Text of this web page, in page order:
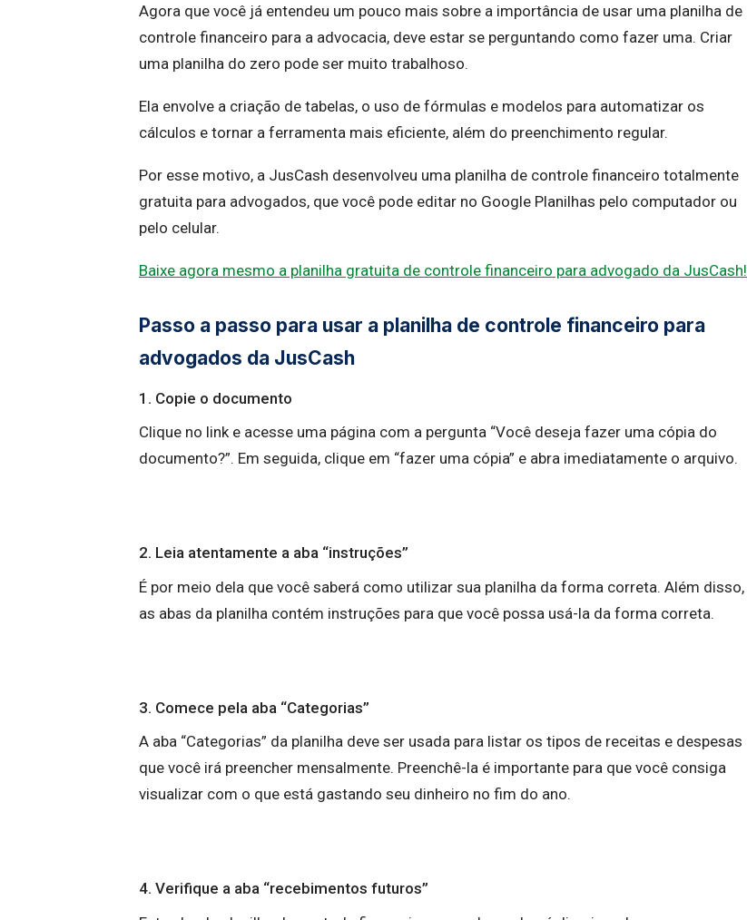
Agora que você já entendeu um pouco mais sobre a importância de usar uma planilha de
controle financeiro para a advocacia, deve estar se perguntando como fazer uma. Criar
uma planilha do zero pode ser muito trabalhoso.
Ela envolve a criação de tabelas, o uso de fórmulas e modelos para automatizar os
cálculos e tornar a ferramenta mais eficiente, além do preenchimento regular.
Por esse motivo, a JusCash desenvolveu uma planilha de controle financeiro totalmente
gratuita para advogados, que você pode editar no Google Planilhas pelo computador ou
pelo celular.
Baixe agora mesmo a planilha gratuita de controle financeiro para advogado da JusCash!
Passo a passo para usar a planilha de controle financeiro para
advogados da JusCash
1. Copie o documento
Clique no link e acesse uma página com a pergunta “Você deseja fazer uma cópia do
documento?”. Em seguida, clique em “fazer uma cópia” e abra imediatamente o arquivo.
2. Leia atentamente a aba “instruções”
É por meio dela que você saberá como utilizar sua planilha da forma correta. Além disso,
as abas da planilha contém instruções para que você possa usá-la da forma correta.
3. Comece pela aba “Categorias”
A aba “Categorias” da planilha deve ser usada para listar os tipos de receitas e despesas
que você irá preencher mensalmente. Preenchê-la é importante para que você consiga
visualizar com o que está gastando seu dinheiro no fim do ano.
4. Verifique a aba “recebimentos futuros”